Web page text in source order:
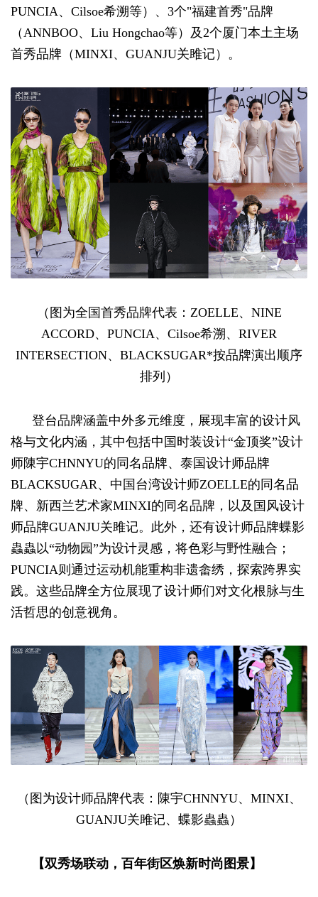
PUNCIA、Cilsoe希溯等）、3个"福建首秀"品牌
（ANNBOO、Liu Hongchao等）及2个厦门本土主场
首秀品牌（MINXI、GUANJU关雎记）。
（图为全国首秀品牌代表：ZOELLE、NINE
ACCORD、PUNCIA、Cilsoe希溯、RIVER
INTERSECTION、BLACKSUGAR*按品牌演出顺序
排列）
登台品牌涵盖中外多元维度，展现丰富的设计风
格与文化内涵，其中包括中国时装设计“金顶奖”设计
师陳宇CHNNYU的同名品牌、泰国设计师品牌
BLACKSUGAR、中国台湾设计师ZOELLE的同名品
牌、新西兰艺术家MINXI的同名品牌，以及国风设计
师品牌GUANJU关雎记。此外，还有设计师品牌蝶影
蟲蟲以“动物园”为设计灵感，将色彩与野性融合；
PUNCIA则通过运动机能重构非遗畲绣，探索跨界实
践。这些品牌全方位展现了设计师们对文化根脉与生
活哲思的创意视角。
（图为设计师品牌代表：陳宇CHNNYU、MINXI、
GUANJU关雎记、蝶影蟲蟲）
【双秀场联动，百年街区焕新时尚图景】